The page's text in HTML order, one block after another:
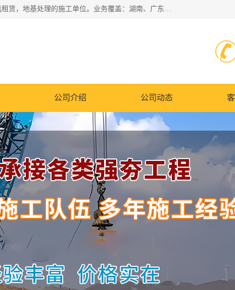
湖南业峻强夯基础工程有限公司是一家专业从事湖南强夯基础工程、强夯机租赁，地基处理的施工单位。业务覆盖：湖南、广东，江西等地。可承接1000KN.m-25000KN.m强夯（置换）工程。公司创始人是国内较早期从事强夯施工的建设者，经过多年的一步一个脚印的发展，在行业内具有较高的度和良好的口碑。
公司介绍 公司动态